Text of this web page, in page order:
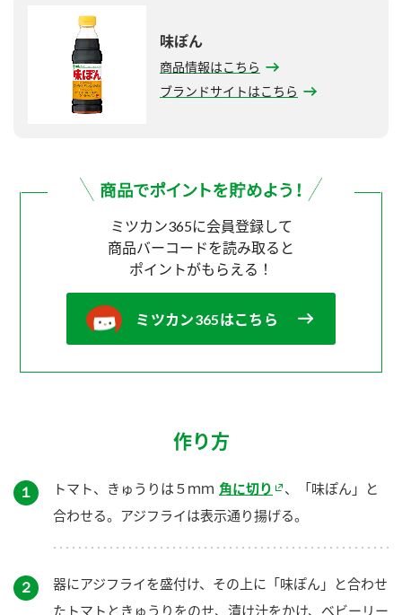
味ぽん
商品情報はこちら
ブランドサイトはこちら
ミツカン365に会員登録して
商品バーコードを読み取ると
ポイントがもらえる！
ミツカン365はこちら
作り方
１ トマト、きゅうりは５ｍｍ 角に切り
、「味ぽん」と
合わせる。アジフライは表示通り揚げる。
２
器にアジフライを盛付け、その上に「味ぽん」と合わせ
たトマトときゅうりをのせ、漬け汁をかけ、ベビーリー